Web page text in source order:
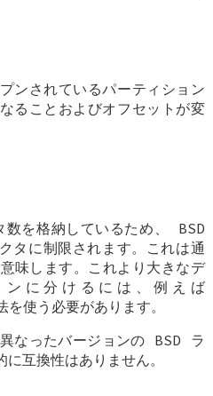
ンされているパーティション
ることおよびオフセットが変
数を格納しているため、 BSD
に制限されます。これは通
味します。これより大きなデ
に分けるには、例えば
を使う必要があります。
なったバージョンの BSD ラ
互換性はありません。